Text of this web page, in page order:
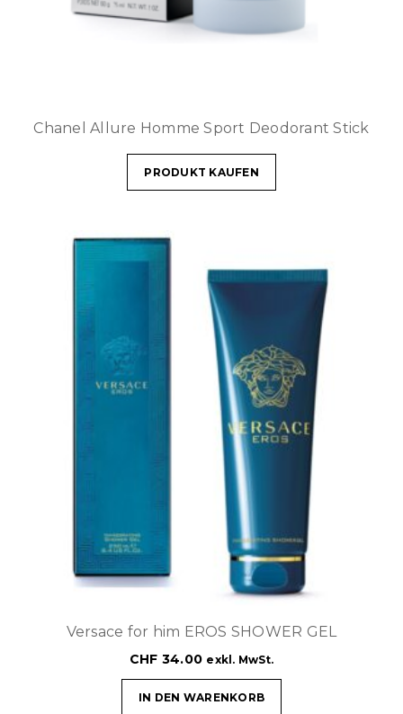
Chanel Allure Homme Sport Deodorant Stick
PRODUKT KAUFEN
Versace for him EROS SHOWER GEL
CHF 34.00 exkl. MwSt.
IN DEN WARENKORB